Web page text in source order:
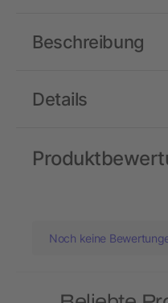
Details
Beschreibung
Noch keine